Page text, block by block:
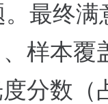
最终满
样本覆
分数（